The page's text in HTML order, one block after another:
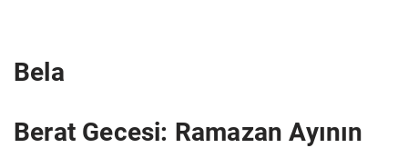
Bela
Berat Gecesi: Ramazan Ayının